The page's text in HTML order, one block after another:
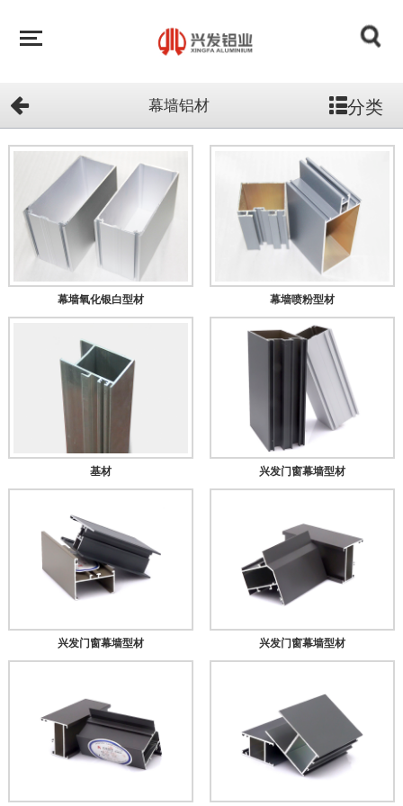
幕墙铝材 分类
幕墙氧化银白型材 幕墙喷粉型材
基材 兴发门窗幕墙型材
兴发门窗幕墙型材 兴发门窗幕墙型材